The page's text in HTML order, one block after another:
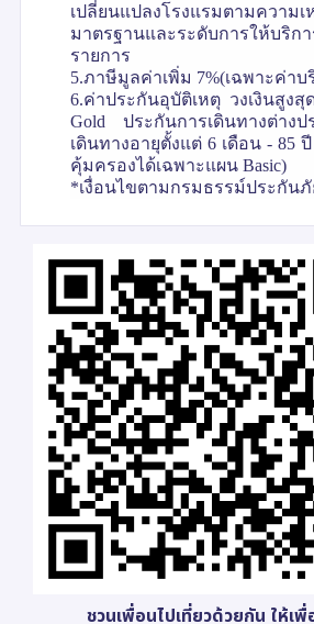
เปลี่ยนแปลงโรงแรมตามความ
มาตรฐานและระดับการให้บริกา
รายการ
5.ภาษีมูลค่าเพิ่ม 7%(เฉพาะค่าบ
6.ค่าประกันอุบัติเหตุ วงเงินสูง
Gold ประกันการเดินทางต่าง
เดินทางอายุตั้งแต่ 6 เดือน - 85
คุ้มครองได้เฉพาะแผน Basic)
*เงื่อนไขตามกรมธรรม์ประกันภั
ชวนเพื่อนไปเที่ยวด้วยกัน ให้เ